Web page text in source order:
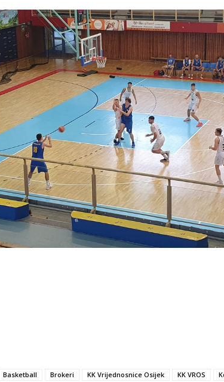
Basketball Brokeri KK Vrijednosnice Osijek KK VROS